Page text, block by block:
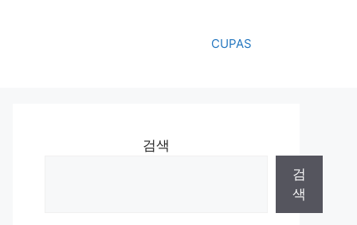
CUPAS
검색
검
색